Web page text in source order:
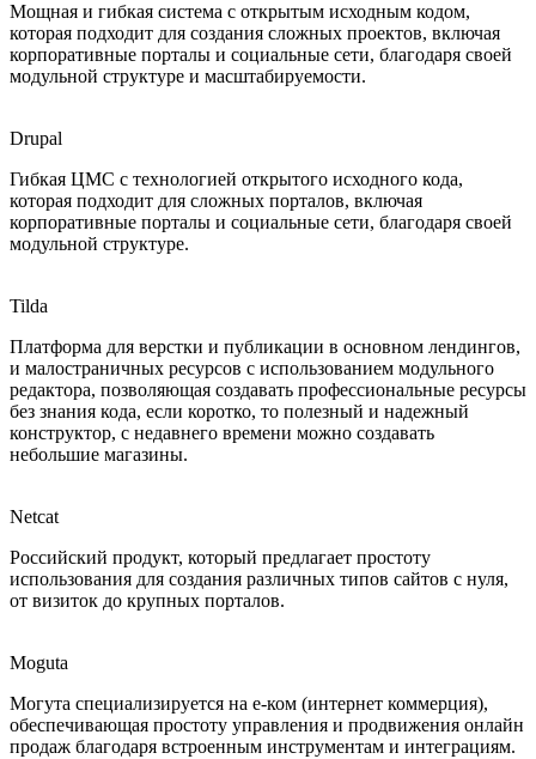
Мощная и гибкая система с открытым исходным кодом,
которая подходит для создания сложных проектов, включая
корпоративные порталы и социальные сети, благодаря своей
модульной структуре и масштабируемости.
Drupal
Гибкая ЦМС с технологией открытого исходного кода,
которая подходит для сложных порталов, включая
корпоративные порталы и социальные сети, благодаря своей
модульной структуре.
Tilda
Платформа для верстки и публикации в основном лендингов,
и малостраничных ресурсов с использованием модульного
редактора, позволяющая создавать профессиональные ресурсы
без знания кода, если коротко, то полезный и надежный
конструктор, с недавнего времени можно создавать
небольшие магазины.
Netcat
Российский продукт, который предлагает простоту
использования для создания различных типов сайтов с нуля,
от визиток до крупных порталов.
Moguta
Могута специализируется на е-ком (интернет коммерция),
обеспечивающая простоту управления и продвижения онлайн
продаж благодаря встроенным инструментам и интеграциям.